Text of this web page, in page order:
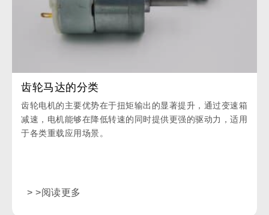
齿轮马达的分类
齿轮电机的主要优势在于扭矩输出的显著提升，通过变速箱
减速，电机能够在降低转速的同时提供更强的驱动力，适用
于各类重载应用场景。
> >阅读更多